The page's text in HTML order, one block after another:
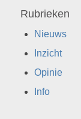
Rubrieken
Nieuws
Inzicht
Opinie
Info